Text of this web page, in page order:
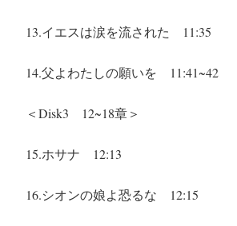
13.イエスは涙を流された 11:35
14.父よわたしの願いを 11:41~42
＜Disk3 12~18章＞
15.ホサナ 12:13
16.シオンの娘よ恐るな 12:15